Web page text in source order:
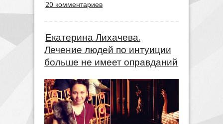
20 комментариев
Екатерина Лихачева.
Лечение людей по интуиции
больше не имеет оправданий